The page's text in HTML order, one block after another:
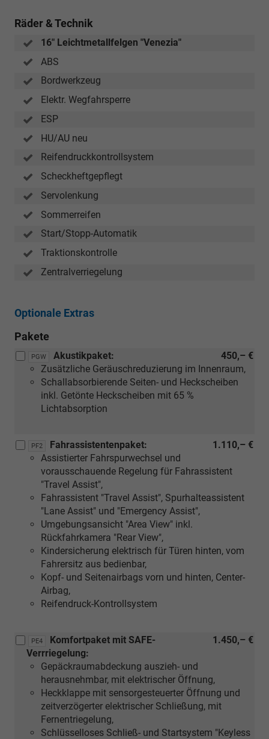
Räder & Technik
16" Leichtmetallfelgen "Venezia"
ABS
Bordwerkzeug
Elektr. Wegfahrsperre
ESP
HU/AU neu
Reifendruckkontrollsystem
Scheckheftgepflegt
Servolenkung
Sommerreifen
Start/Stopp-Automatik
Traktionskontrolle
Zentralverriegelung
Optionale Extras
Pakete
PGW 450,– €
Akustikpaket:
Zusätzliche Geräuschreduzierung im Innenraum,
Schallabsorbierende Seiten- und Heckscheiben
inkl. Getönte Heckscheiben mit 65 %
Lichtabsorption
PF2 1.110,– €
Fahrassistentenpaket:
Assistierter Fahrspurwechsel und
vorausschauende Regelung für Fahrassistent
"Travel Assist",
Fahrassistent "Travel Assist", Spurhalteassistent
"Lane Assist" und "Emergency Assist",
Umgebungsansicht "Area View" inkl.
Rückfahrkamera "Rear View",
Kindersicherung elektrisch für Türen hinten, vom
Fahrersitz aus bedienbar,
Kopf- und Seitenairbags vorn und hinten, Center-
Airbag,
Reifendruck-Kontrollsystem
PE4 1.450,– €
Komfortpaket mit SAFE-
Verrriegelung:
Gepäckraumabdeckung auszieh- und
herausnehmbar, mit elektrischer Öffnung,
Heckklappe mit sensorgesteuerter Öffnung und
zeitverzögerter elektrischer Schließung, mit
Fernentriegelung,
Schlüsselloses Schließ- und Startsystem "Keyless